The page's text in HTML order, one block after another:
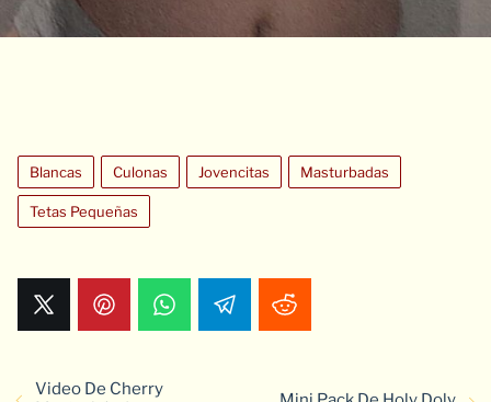
Blancas Culonas Jovencitas Masturbadas
Tetas Pequeñas
Video De Cherry